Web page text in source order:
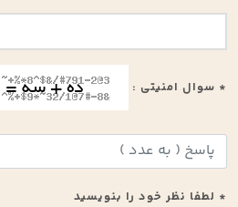
* سوال امنیتی :
* لطفا نظر خود را بنویسید